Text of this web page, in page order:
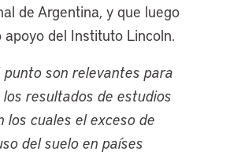
de Argentina, y que luego
del Instituto Lincoln.
punto son relevantes para
resultados de estudios
los cuales el exceso de
del suelo en países